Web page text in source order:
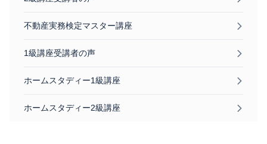
不動産実務検定マスター講座
1級講座受講者の声
ホームスタディー1級講座
ホームスタディー2級講座